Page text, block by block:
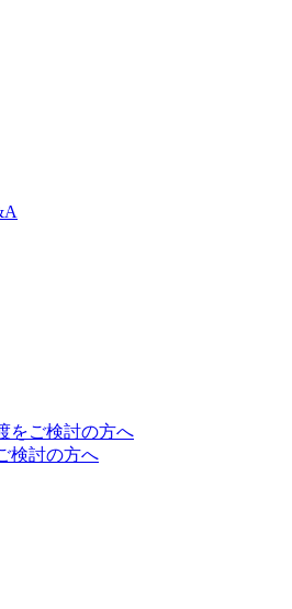
をご検討の方へ
検討の方へ